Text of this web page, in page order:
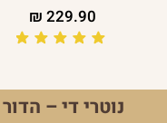
229.90
₪
נוטרי די –